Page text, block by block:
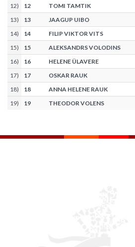
12) 12
TOMI TAMTIK
13) 13
JAAGUP UIBO
14) 14
FILIP VIKTOR VITS
15) 15
ALEKSANDRS VOLODINS
16) 16
HELENE ÜLAVERE
17) 17
OSKAR RAUK
18) 18
ANNA HELENE RAUK
19) 19 THEODOR VOLENS